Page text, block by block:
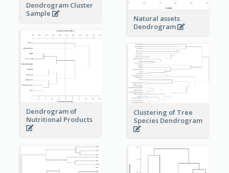
Dendrogram Cluster
Sample
Natural assets
Dendrogram
Dendrogram of
Nutritional Products
Clustering of Tree
Species Dendrogram